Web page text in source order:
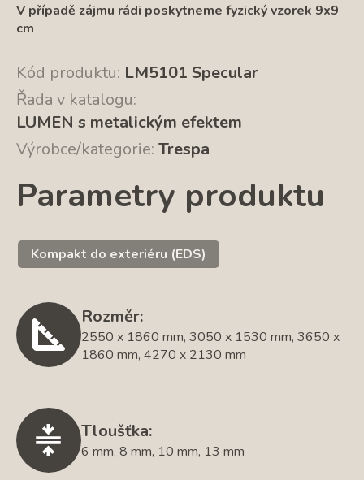
V případě zájmu rádi poskytneme fyzický vzorek 9x9
cm
Kód produktu: LM5101 Specular
Řada v katalogu:
LUMEN s metalickým efektem
Výrobce/kategorie: Trespa
Parametry produktu
Kompakt do exteriéru (EDS)
Rozměr:
2550 x 1860 mm, 3050 x 1530 mm, 3650 x
1860 mm, 4270 x 2130 mm
Tloušťka:
6 mm, 8 mm, 10 mm, 13 mm